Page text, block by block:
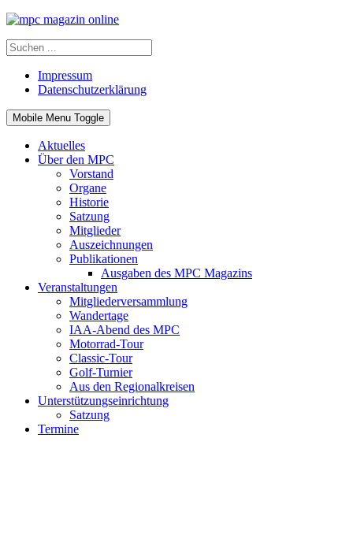
Impressum
Datenschutzerklärung
Mobile Menu Toggle
Aktuelles
Über den MPC
Vorstand
Organe
Historie
Satzung
Mitglieder
Auszeichnungen
Publikationen
Ausgaben des MPC Magazins
Veranstaltungen
Mitgliederversammlung
Wandertage
IAA-Abend des MPC
Motorrad-Tour
Classic-Tour
Golf-Turnier
Aus den Regionalkreisen
Unterstützungseinrichtung
Satzung
Termine